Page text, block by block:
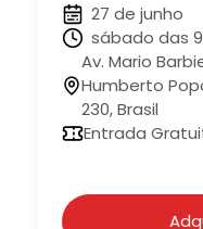
27 de junho
sábado das
Av. Mario
Humberto
230, Brasil
Entrada